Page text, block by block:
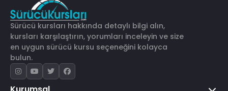
Sürücü kursları hakkında detaylı bilgi alın,
kursları karşılaştırın, yorumları inceleyin ve size
en uygun sürücü kursu seçeneğini kolayca
bulun.